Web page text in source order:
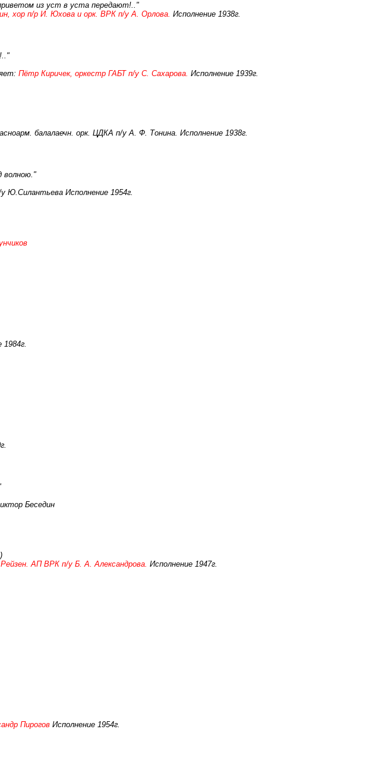
из уст в уста передают!.."
хор п/р И. Юхова и орк. ВРК п/у А. Орлова. Исполнение 1938г.
Пётр Киричек, оркестр ГАБТ п/у С. Сахарова. Исполнение 1939г.
балалаечн. орк. ЦДКА п/у А. Ф. Тонина. Исполнение 1938г.
волною."
Ю.Силантьева Исполнение 1954г.
Беседин
АП ВРК п/у Б. А. Александрова. Исполнение 1947г.
Пирогов Исполнение 1954г.